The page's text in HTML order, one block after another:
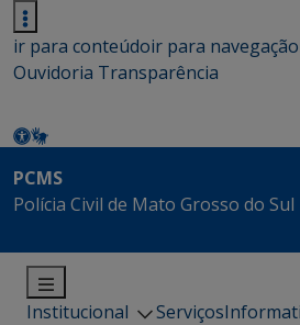
ir para conteúdoir para navegação
Ouvidoria Transparência
PCMS
Polícia Civil de Mato Grosso do Sul
Institucional Serviços